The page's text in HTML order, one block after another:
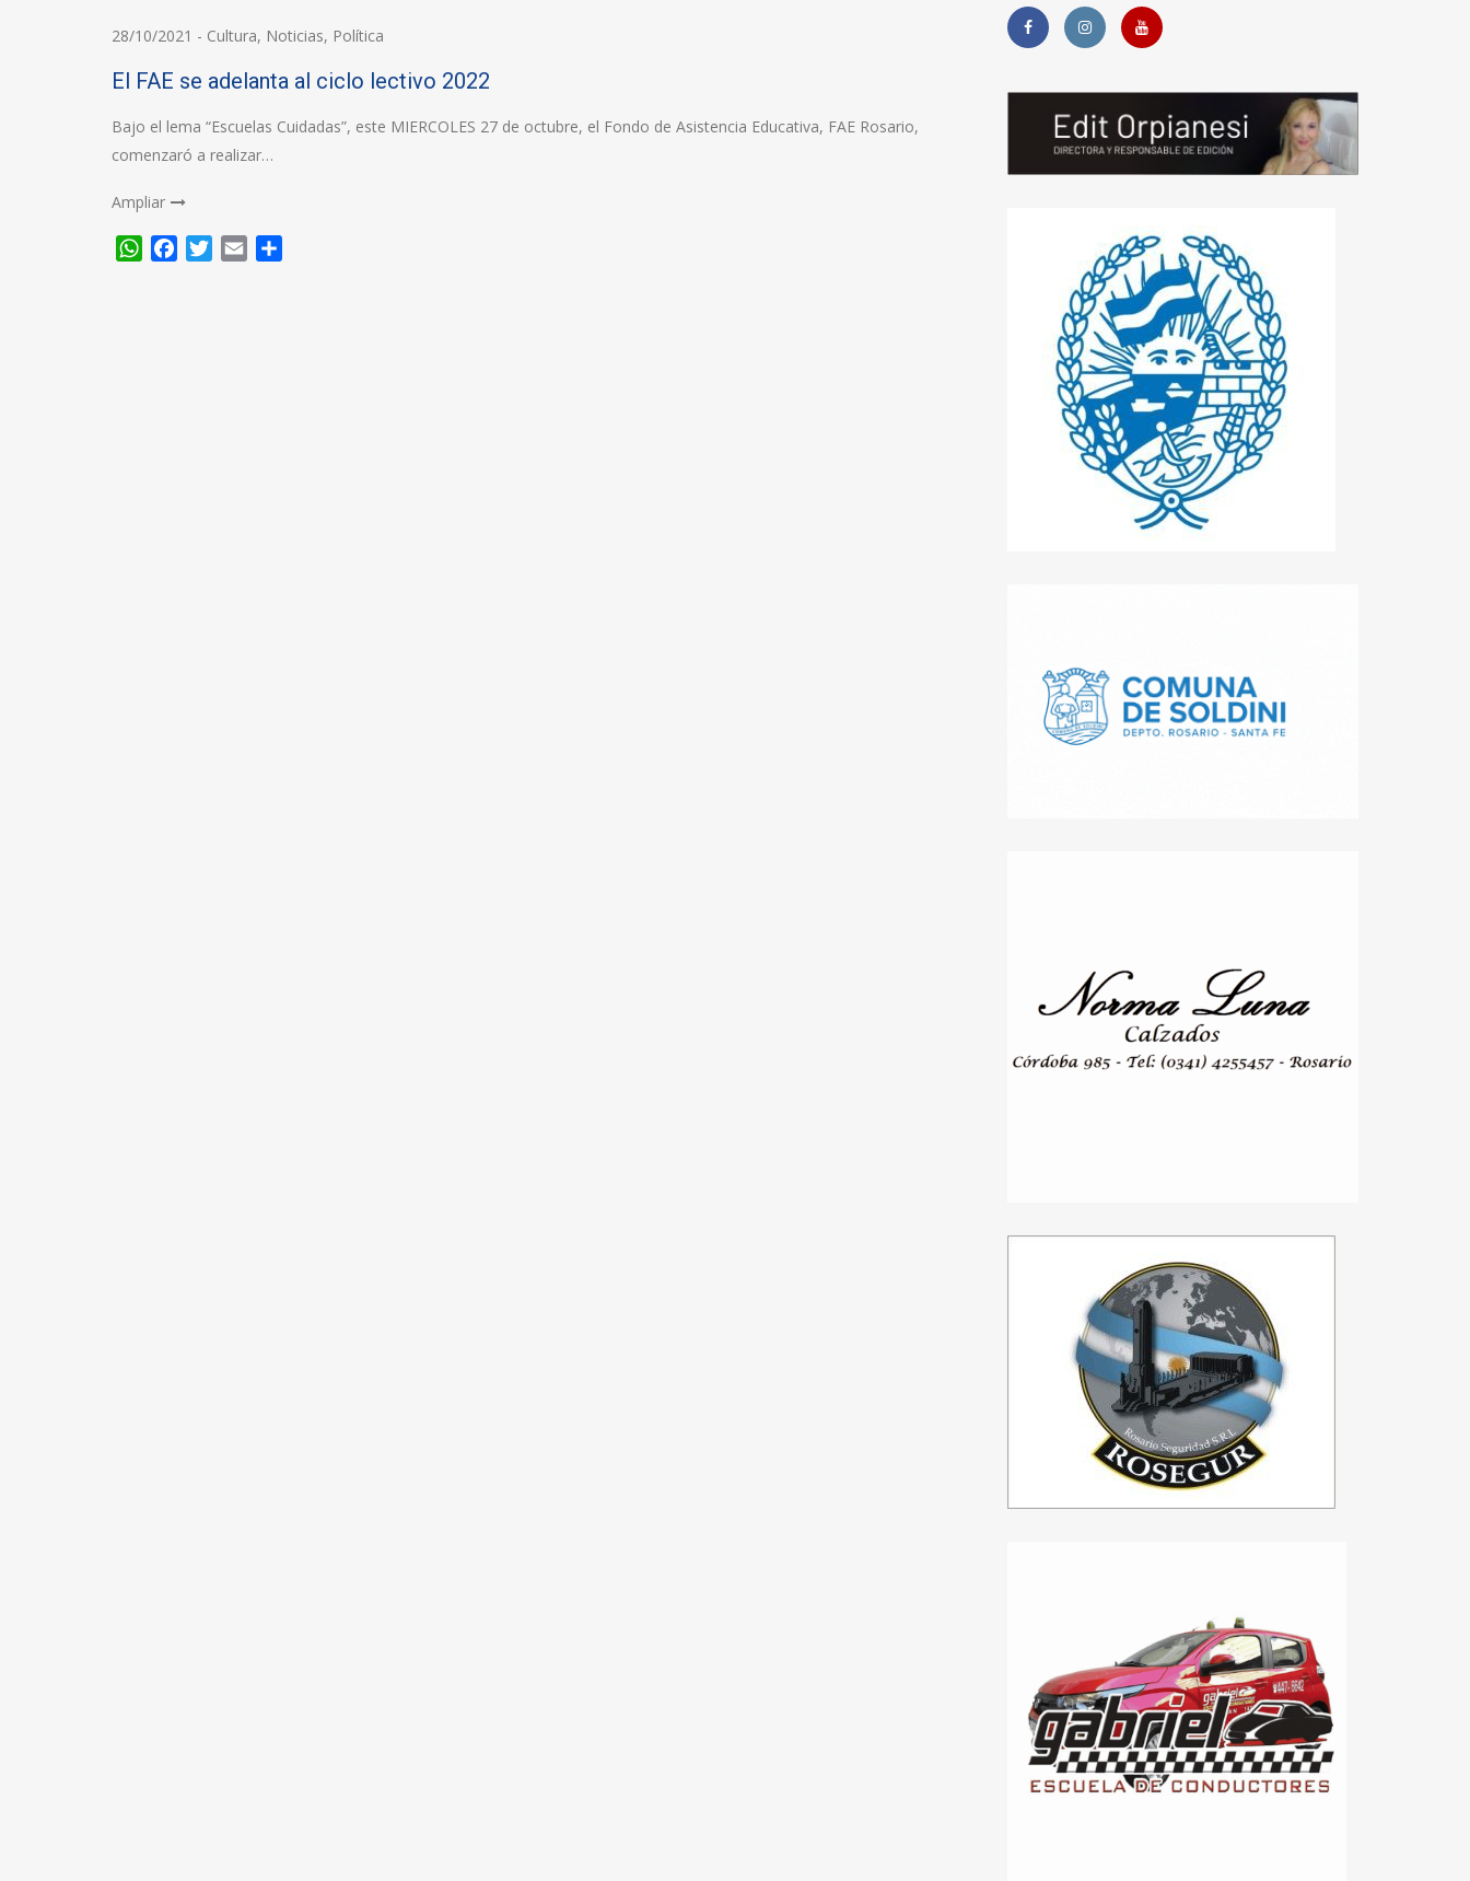
28/10/2021 - Cultura, Noticias, Política
El FAE se adelanta al ciclo lectivo 2022
Bajo el lema “Escuelas Cuidadas”, este MIERCOLES 27 de octubre, el Fondo de Asistencia Educativa, FAE Rosario,
comenzaró a realizar…
Ampliar
WhatsApp
FacebookTwitter
Email